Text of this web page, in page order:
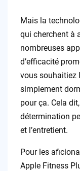
Mais la
qui cherchent à
nombreuses
d’efficacité
vous souhaitiez
simplement
pour ça. Cela
détermination
et l’entretient.
Pour les
Apple Fitness